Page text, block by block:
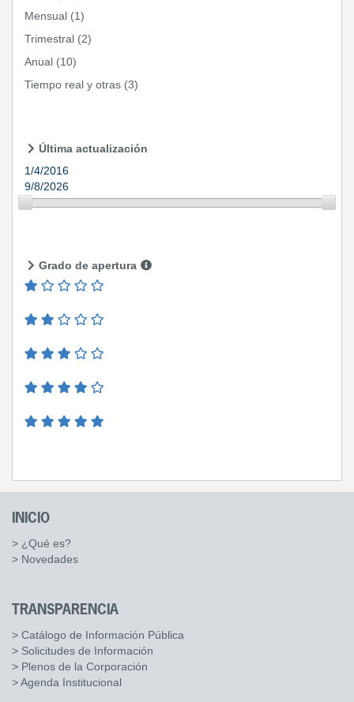
Mensual (1)
Trimestral (2)
Anual (10)
Tiempo real y otras (3)
Última actualización
1/4/2016
9/8/2026
Grado de apertura
INICIO
> ¿Qué es?
> Novedades
TRANSPARENCIA
> Catálogo de Información Pública
> Solicitudes de Información
> Plenos de la Corporación
> Agenda Institucional